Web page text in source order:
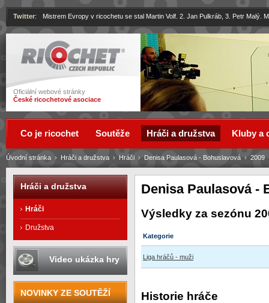
Ricochet
Oficiální webové stránky
České ricochetové asociace
Twitter: Mistrem Evropy v ricochetu se stal Martin Volf. 2. Jan Pulkráb, 3. Petr Malý.
Denisa Paulasová -
Výsledky za sezónu
Kategorie
Liga hráčů - muži
Historie hráče
Úvodní stránka › Hráči a družstva › Hráči › Denisa Paulasová - Bohuslavová › 2009
Co je ricochet Soutěže Hráči a družstva Kluby a
Hráči a družstva
Hráči
Družstva
Video ukázka hry
NOVINKY ZE SOUTĚŽÍ